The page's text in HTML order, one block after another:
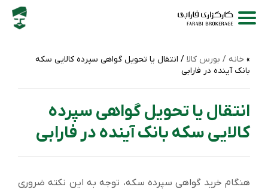
خانه / بورس کالا / انتقال یا تحویل گواهی سپرده کالایی سکه
بانک آینده در فارابی
انتقال یا تحویل گواهی سپرده
کالایی سکه بانک آینده در فارابی
هنگام خرید گواهی سپرده سکه، توجه به این نکته ضروری